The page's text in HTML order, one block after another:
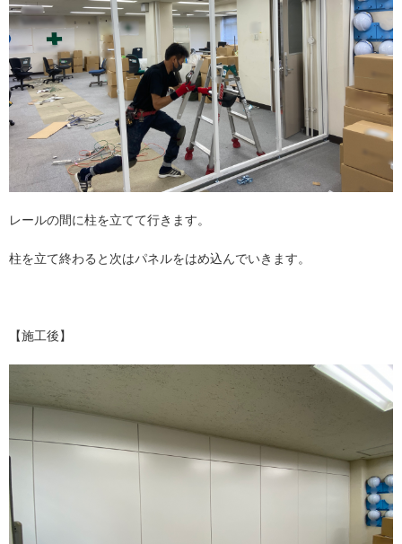
レールの間に柱を立てて行きます。
柱を立て終わると次はパネルをはめ込んでいきます。
【施工後】